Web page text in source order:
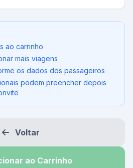
ao carrinho
mais viagens
os dados dos passageiros
podem preencher depois
Voltar
ao Carrinho